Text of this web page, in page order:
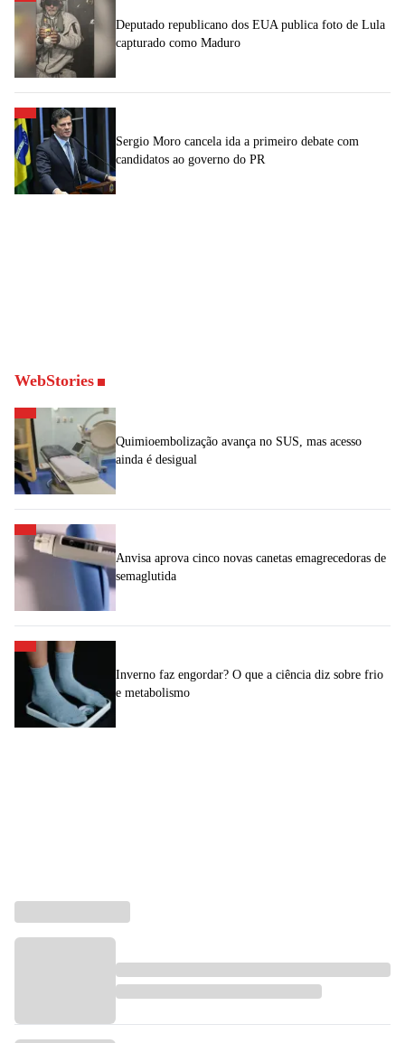
Deputado republicano dos EUA publica foto de Lula
capturado como Maduro
Sergio Moro cancela ida a primeiro debate com
candidatos ao governo do PR
WebStories
Quimioembolização avança no SUS, mas acesso
ainda é desigual
Anvisa aprova cinco novas canetas emagrecedoras de
semaglutida
Inverno faz engordar? O que a ciência diz sobre frio
e metabolismo